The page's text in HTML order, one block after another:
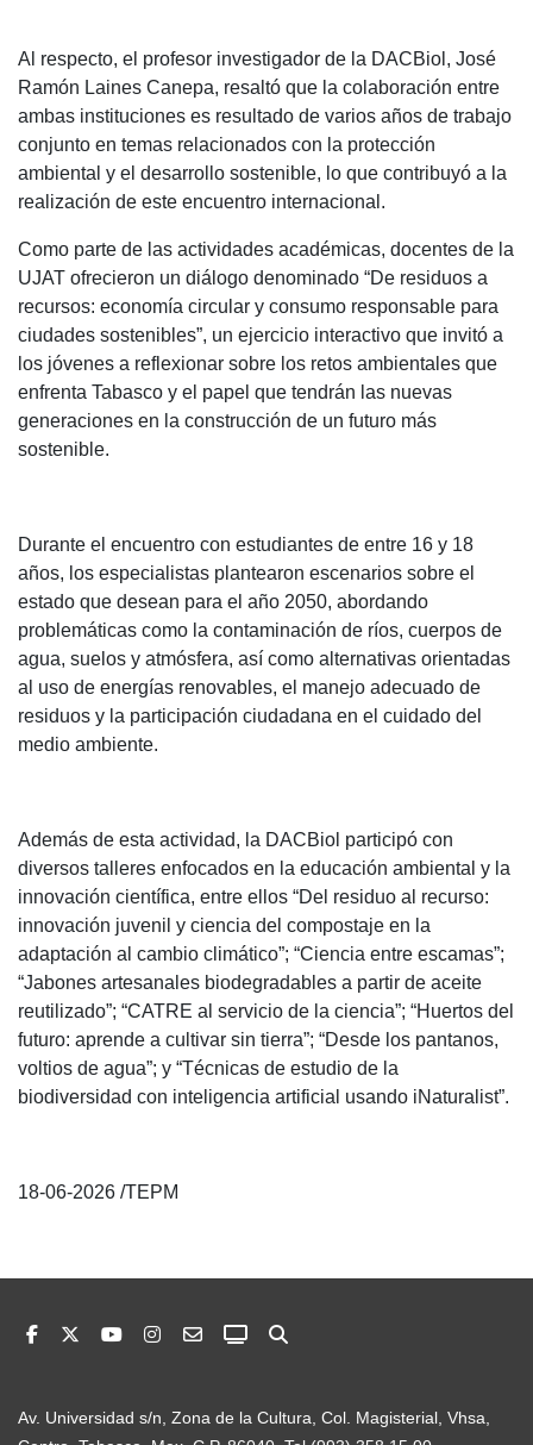
Al respecto, el profesor investigador de la DACBiol, José
Ramón Laines Canepa, resaltó que la colaboración entre
ambas instituciones es resultado de varios años de trabajo
conjunto en temas relacionados con la protección
ambiental y el desarrollo sostenible, lo que contribuyó a la
realización de este encuentro internacional.
Como parte de las actividades académicas, docentes de la
UJAT ofrecieron un diálogo denominado “De residuos a
recursos: economía circular y consumo responsable para
ciudades sostenibles”, un ejercicio interactivo que invitó a
los jóvenes a reflexionar sobre los retos ambientales que
enfrenta Tabasco y el papel que tendrán las nuevas
generaciones en la construcción de un futuro más
sostenible.
Durante el encuentro con estudiantes de entre 16 y 18
años, los especialistas plantearon escenarios sobre el
estado que desean para el año 2050, abordando
problemáticas como la contaminación de ríos, cuerpos de
agua, suelos y atmósfera, así como alternativas orientadas
al uso de energías renovables, el manejo adecuado de
residuos y la participación ciudadana en el cuidado del
medio ambiente.
Además de esta actividad, la DACBiol participó con
diversos talleres enfocados en la educación ambiental y la
innovación científica, entre ellos “Del residuo al recurso:
innovación juvenil y ciencia del compostaje en la
adaptación al cambio climático”; “Ciencia entre escamas”;
“Jabones artesanales biodegradables a partir de aceite
reutilizado”; “CATRE al servicio de la ciencia”; “Huertos del
futuro: aprende a cultivar sin tierra”; “Desde los pantanos,
voltios de agua”; y “Técnicas de estudio de la
biodiversidad con inteligencia artificial usando iNaturalist”.
18-06-2026 /TEPM
Av. Universidad s/n, Zona de la Cultura, Col. Magisterial, Vhsa,